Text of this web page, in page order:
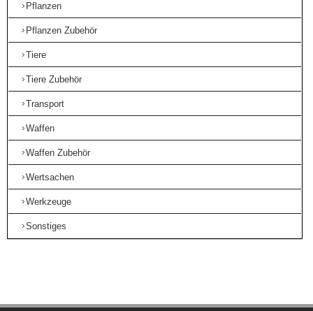
Pflanzen
Pflanzen Zubehör
Tiere
Tiere Zubehör
Transport
Waffen
Waffen Zubehör
Wertsachen
Werkzeuge
Sonstiges